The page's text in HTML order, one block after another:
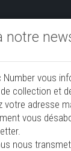
notre
vous
collection et
votre adresse
vous
nous